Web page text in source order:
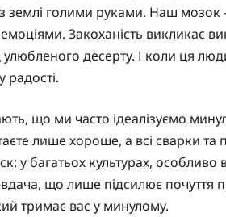
землі голими руками. Наш
Закоханість викликає
улюбленого десерту. І коли ця
радості.
що ми часто ідеалізуємо
лише хороше, а всі сварки та
у багатьох культурах,
що лише підсилює почуття
тримає вас у минулому.